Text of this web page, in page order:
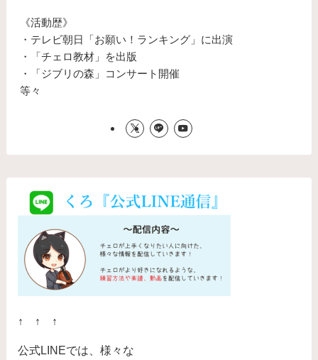
《活動歴》
・テレビ朝日「お願い！ランキング」に出演
・「チェロ教材」を出版
・「ジブリの森」コンサート開催
等々
↑ ↑ ↑
公式LINEでは、様々な